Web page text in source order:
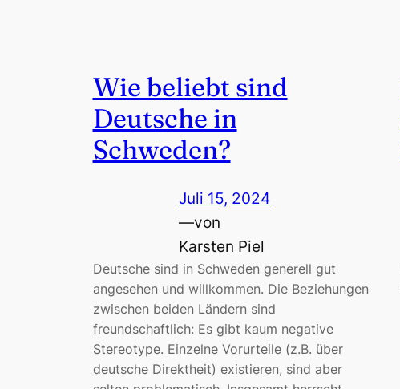
Wie beliebt sind
Deutsche in
Schweden?
Juli 15, 2024
—von
Karsten Piel
Deutsche sind in Schweden generell gut
angesehen und willkommen. Die Beziehungen
zwischen beiden Ländern sind
freundschaftlich: Es gibt kaum negative
Stereotype. Einzelne Vorurteile (z.B. über
deutsche Direktheit) existieren, sind aber